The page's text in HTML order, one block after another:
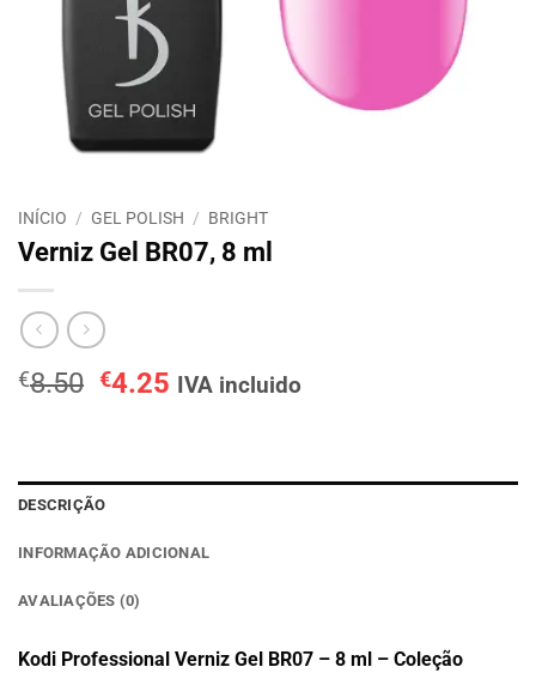
INÍCIO / GEL POLISH / BRIGHT
Verniz Gel BR07, 8 ml
€8.50 O
€8.50.
€4.25 O
IVA incluido
DESCRIÇÃO
INFORMAÇÃO ADICIONAL
AVALIAÇÕES (0)
Kodi Professional Verniz Gel BR07 – 8 ml – Coleção